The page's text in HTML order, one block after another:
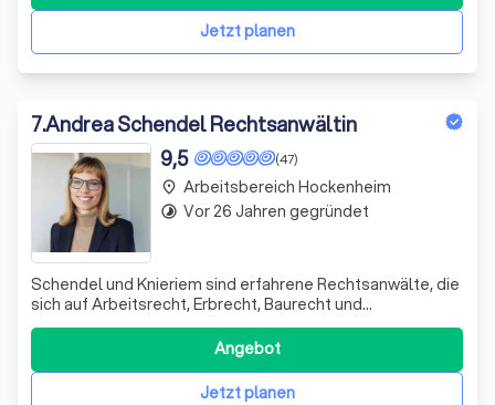
meiner Mandanten und strebe nach wirtschaf
Jetzt planen
7.Andrea Schendel Rechtsanwältin
(47)
9,5
Schendel und Knieriem sind erfahrene Rechtsanwälte, die
sich auf Arbeitsrecht, Erbrecht, Baurecht und
Familienrecht spezialisieren. Mit über 20 Jahren Erfahrung
in der Branche bieten sie eine umfassende und
individuelle Beratung, die auf die spezifischen
Bedürfnisse ihrer Mandanten zugeschnitten ist
Jetzt planen
Angebot
place Arbeitsbereich Hockenheim
timelapse Vor 26 Jahren gegründet